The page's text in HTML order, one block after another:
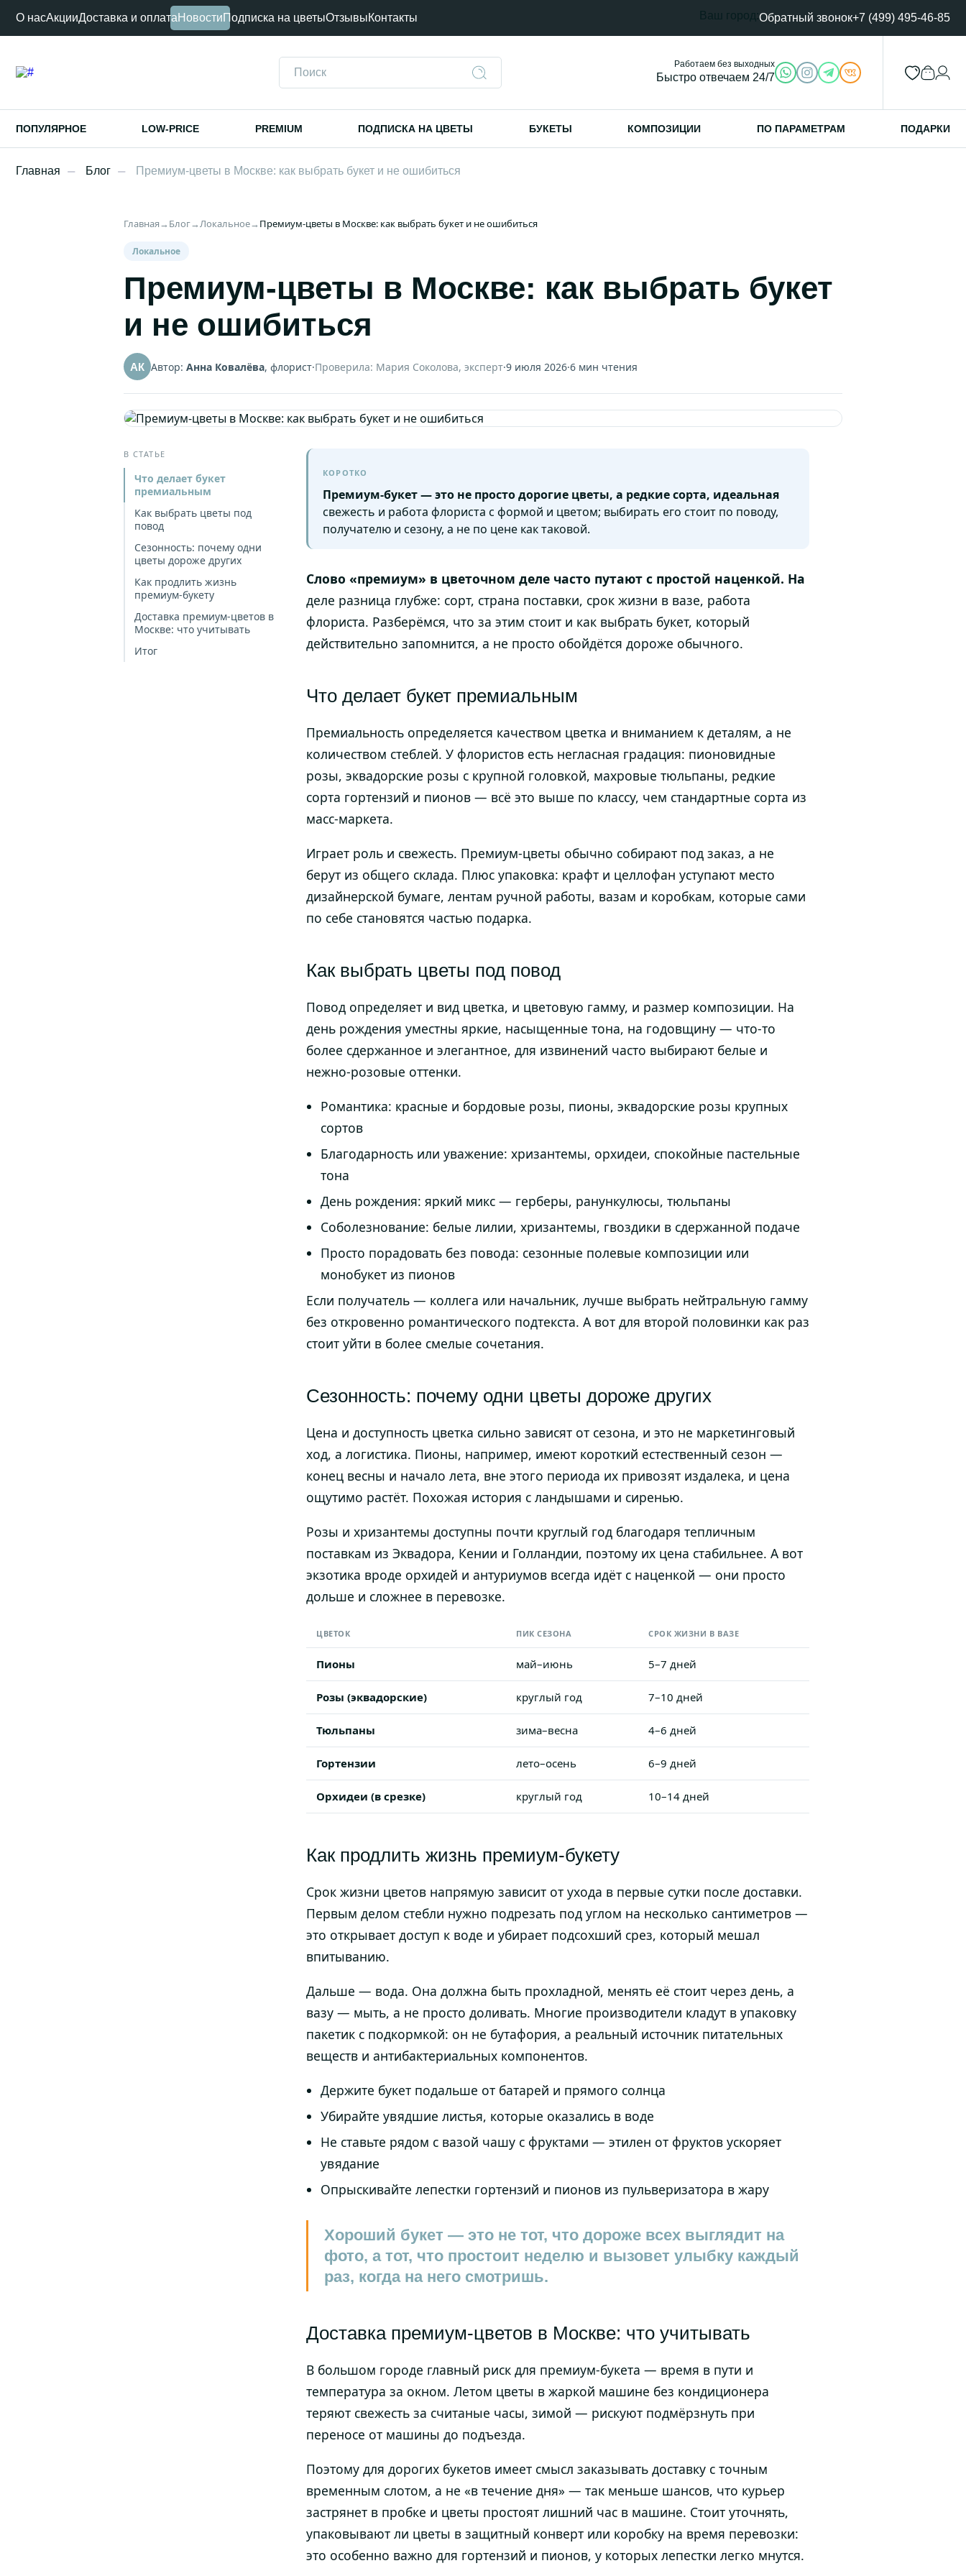
О насАкцииДоставка и оплата НовостиПодписка на цветыОтзывыКонтакты Ваш город:Обратный звонок+7 (499) 495-46-85
Работаем без выходных
Быстро отвечаем 24/7
ПОПУЛЯРНОЕ LOW-PRICE PREMIUM ПОДПИСКА НА ЦВЕТЫ БУКЕТЫ КОМПОЗИЦИИ ПО ПАРАМЕТРАМ ПОДАРКИ
Главная Блог Премиум-цветы в Москве: как выбрать букет и не ошибиться
Главная→ Блог→Локальное→ Премиум-цветы в Москве: как выбрать букет и не ошибиться
Локальное
Премиум-цветы в Москве: как выбрать букет
и не ошибиться
АК Автор: Анна Ковалёва, флорист·Проверила: Мария Соколова, эксперт·9 июля 2026·6 мин чтения
В СТАТЬЕ
Что делает букет
премиальным
Как выбрать цветы под
повод
Сезонность: почему одни
цветы дороже других
Как продлить жизнь
премиум-букету
Доставка премиум-цветов в
Москве: что учитывать
Итог
КОРОТКО
Премиум-букет — это не просто дорогие цветы, а редкие сорта, идеальная
свежесть и работа флориста с формой и цветом; выбирать его стоит по поводу,
получателю и сезону, а не по цене как таковой.
Слово «премиум» в цветочном деле часто путают с простой наценкой. На
деле разница глубже: сорт, страна поставки, срок жизни в вазе, работа
флориста. Разберёмся, что за этим стоит и как выбрать букет, который
действительно запомнится, а не просто обойдётся дороже обычного.
Что делает букет премиальным
Премиальность определяется качеством цветка и вниманием к деталям, а не
количеством стеблей. У флористов есть негласная градация: пионовидные
розы, эквадорские розы с крупной головкой, махровые тюльпаны, редкие
сорта гортензий и пионов — всё это выше по классу, чем стандартные сорта из
масс-маркета.
Играет роль и свежесть. Премиум-цветы обычно собирают под заказ, а не
берут из общего склада. Плюс упаковка: крафт и целлофан уступают место
дизайнерской бумаге, лентам ручной работы, вазам и коробкам, которые сами
по себе становятся частью подарка.
Как выбрать цветы под повод
Повод определяет и вид цветка, и цветовую гамму, и размер композиции. На
день рождения уместны яркие, насыщенные тона, на годовщину — что-то
более сдержанное и элегантное, для извинений часто выбирают белые и
нежно-розовые оттенки.
Романтика: красные и бордовые розы, пионы, эквадорские розы крупных
сортов
Благодарность или уважение: хризантемы, орхидеи, спокойные пастельные
тона
День рождения: яркий микс — герберы, ранункулюсы, тюльпаны
Соболезнование: белые лилии, хризантемы, гвоздики в сдержанной подаче
Просто порадовать без повода: сезонные полевые композиции или
монобукет из пионов
Если получатель — коллега или начальник, лучше выбрать нейтральную гамму
без откровенно романтического подтекста. А вот для второй половинки как раз
стоит уйти в более смелые сочетания.
Сезонность: почему одни цветы дороже других
Цена и доступность цветка сильно зависят от сезона, и это не маркетинговый
ход, а логистика. Пионы, например, имеют короткий естественный сезон —
конец весны и начало лета, вне этого периода их привозят издалека, и цена
ощутимо растёт. Похожая история с ландышами и сиренью.
Розы и хризантемы доступны почти круглый год благодаря тепличным
поставкам из Эквадора, Кении и Голландии, поэтому их цена стабильнее. А вот
экзотика вроде орхидей и антуриумов всегда идёт с наценкой — они просто
дольше и сложнее в перевозке.
ЦВЕТОК ПИК СЕЗОНА СРОК ЖИЗНИ В ВАЗЕ
Пионы май–июнь 5–7 дней
Розы (эквадорские) круглый год 7–10 дней
Тюльпаны зима–весна 4–6 дней
Гортензии лето–осень 6–9 дней
Орхидеи (в срезке) круглый год 10–14 дней
Как продлить жизнь премиум-букету
Срок жизни цветов напрямую зависит от ухода в первые сутки после доставки.
Первым делом стебли нужно подрезать под углом на несколько сантиметров —
это открывает доступ к воде и убирает подсохший срез, который мешал
впитыванию.
Дальше — вода. Она должна быть прохладной, менять её стоит через день, а
вазу — мыть, а не просто доливать. Многие производители кладут в упаковку
пакетик с подкормкой: он не бутафория, а реальный источник питательных
веществ и антибактериальных компонентов.
Держите букет подальше от батарей и прямого солнца
Убирайте увядшие листья, которые оказались в воде
Не ставьте рядом с вазой чашу с фруктами — этилен от фруктов ускоряет
увядание
Опрыскивайте лепестки гортензий и пионов из пульверизатора в жару
Хороший букет — это не тот, что дороже всех выглядит на
фото, а тот, что простоит неделю и вызовет улыбку каждый
раз, когда на него смотришь.
Доставка премиум-цветов в Москве: что учитывать
В большом городе главный риск для премиум-букета — время в пути и
температура за окном. Летом цветы в жаркой машине без кондиционера
теряют свежесть за считаные часы, зимой — рискуют подмёрзнуть при
переносе от машины до подъезда.
Поэтому для дорогих букетов имеет смысл заказывать доставку с точным
временным слотом, а не «в течение дня» — так меньше шансов, что курьер
застрянет в пробке и цветы простоят лишний час в машине. Стоит уточнять,
упаковывают ли цветы в защитный конверт или коробку на время перевозки:
это особенно важно для гортензий и пионов, у которых лепестки легко мнутся.